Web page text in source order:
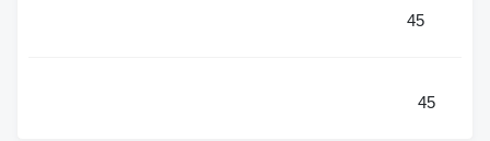
45
45